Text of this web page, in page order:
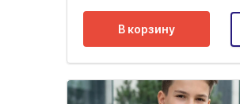
В корзину